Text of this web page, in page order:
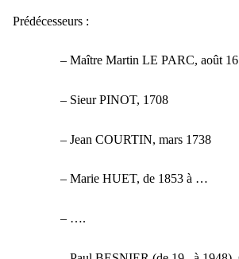
Prédécesseurs :
– Maître Martin LE PARC, août
– Sieur PINOT, 1708
– Jean COURTIN, mars 1738
– Marie HUET, de 1853 à …
– ….